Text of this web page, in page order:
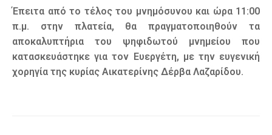
Έπειτα από το τέλος του μνημόσυνου και ώρα 11:00
π.μ. στην πλατεία, θα πραγματοποιηθούν τα
αποκαλυπτήρια του ψηφιδωτού μνημείου που
κατασκευάστηκε για τον Ευεργέτη, με την ευγενική
χορηγία της κυρίας Αικατερίνης Δέρβα Λαζαρίδου.